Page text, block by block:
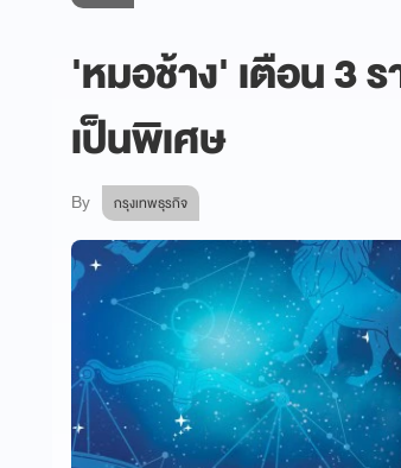
'หมอช้าง' เตือน 3
เป็นพิเศษ
By กรุงเทพธุรกิจ